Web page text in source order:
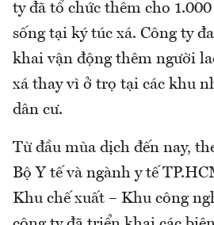
ty đã tổ chức thêm cho
sống tại ký túc xá. Công ty
khai vận động thêm người
xá thay vì ở trọ tại các khu
dân cư.
Từ đầu mùa dịch đến nay,
Bộ Y tế và ngành y tế
Khu chế xuất – Khu công